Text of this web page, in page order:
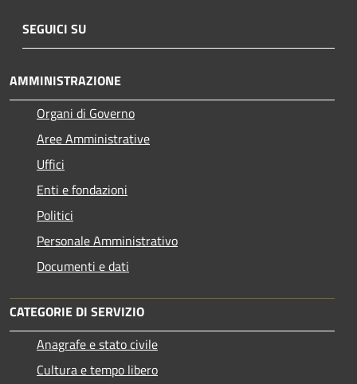
SEGUICI SU
AMMINISTRAZIONE
Organi di Governo
Aree Amministrative
Uffici
Enti e fondazioni
Politici
Personale Amministrativo
Documenti e dati
CATEGORIE DI SERVIZIO
Anagrafe e stato civile
Cultura e tempo libero